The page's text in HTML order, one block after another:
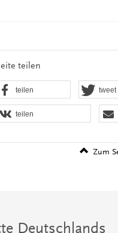
teilen
teilen tweet
teilen
Zum
Deutschlands